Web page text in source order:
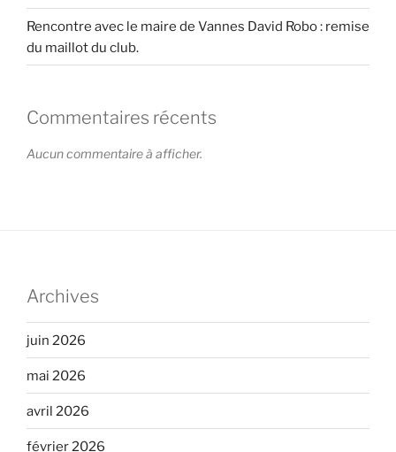
Rencontre avec le maire de Vannes David Robo : remise
du maillot du club.
Commentaires récents
Aucun commentaire à afficher.
Archives
juin 2026
mai 2026
avril 2026
février 2026